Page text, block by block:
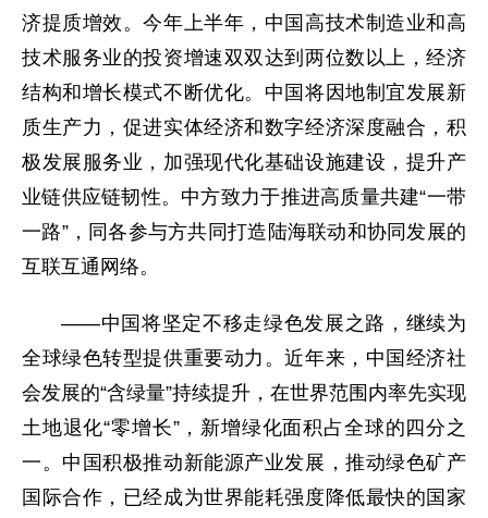
济提质增效。今年上半年，中国高技术制造业和高
技术服务业的投资增速双双达到两位数以上，经济
结构和增长模式不断优化。中国将因地制宜发展新
质生产力，促进实体经济和数字经济深度融合，积
极发展服务业，加强现代化基础设施建设，提升产
业链供应链韧性。中方致力于推进高质量共建“一带
一路”，同各参与方共同打造陆海联动和协同发展的
互联互通网络。
——中国将坚定不移走绿色发展之路，继续为
全球绿色转型提供重要动力。近年来，中国经济社
会发展的“含绿量”持续提升，在世界范围内率先实现
土地退化“零增长”，新增绿化面积占全球的四分之
一。中国积极推动新能源产业发展，推动绿色矿产
国际合作，已经成为世界能耗强度降低最快的国家